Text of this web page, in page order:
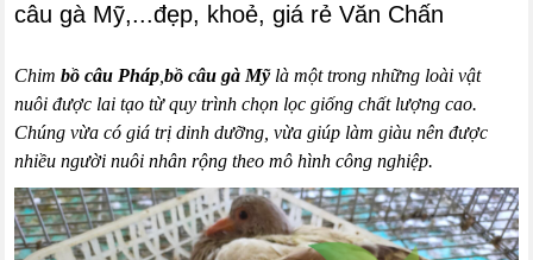
câu gà Mỹ,...đẹp, khoẻ, giá rẻ Văn Chấn
Chimbồ câu Pháp ,bồ câu gà Mỹlà một trong những loài vật
nuôi được lai tạo từ quy trình chọn lọc giống chất lượng cao.
Chúng vừa có giá trị dinh dưỡng, vừa giúp làm giàu nên được
nhiều người nuôi nhân rộng theo mô hình công nghiệp.